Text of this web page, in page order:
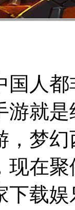
国人
游就
，梦
现在
下载